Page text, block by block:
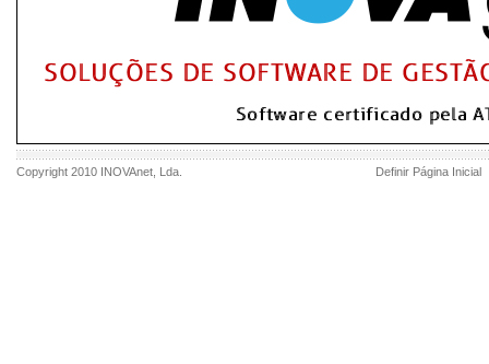
Copyright 2010 INOVAnet , Lda. Definir Página Inicial